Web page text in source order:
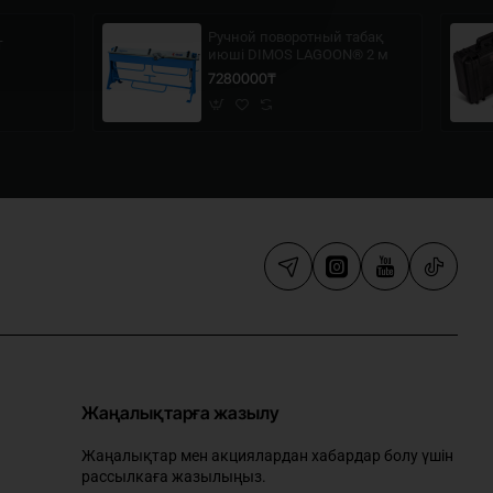
Ручной поворотный табақ
июші DIMOS LAGOON® 2 м
7280000₸
Жаңалықтарға жазылу
Жаңалықтар мен акциялардан хабардар болу үшін
рассылкаға жазылыңыз.